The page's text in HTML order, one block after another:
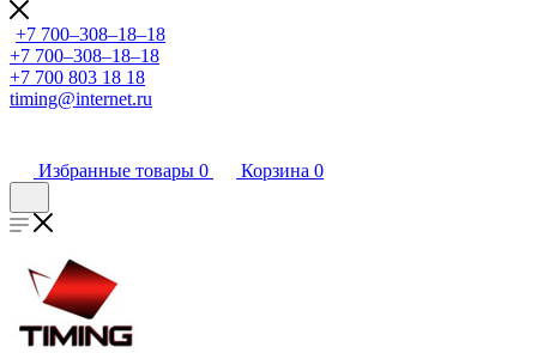
+7 700‒308‒18‒18
+7 700‒308‒18‒18
+7 700 803 18 18
timing@internet.ru
Избранные товары 0 Корзина 0